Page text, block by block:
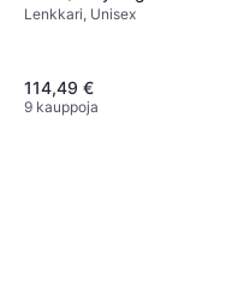
Lenkkari, Unisex
114,49 €
9 kauppoja